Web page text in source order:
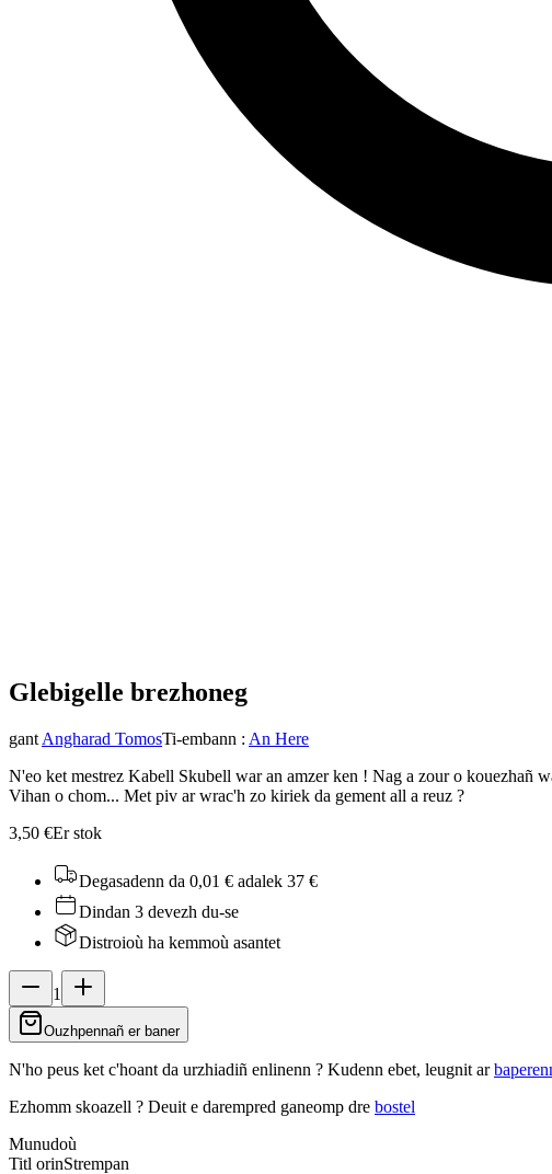
Glebigelle brezhoneg
gant Angharad TomosTi-embann : An Here
N'eo ket mestrez Kabell Skubell war an amzer ken ! Nag a zour o kouezhañ
Vihan o chom... Met piv ar wrac'h zo kiriek da gement all a reuz ?
3,50 €Er stok
Degasadenn da 0,01 € adalek 37 €
Dindan 3 devezh du-se
Distroioù ha kemmoù asantet
1
Ouzhpennañ er baner
N'ho peus ket c'hoant da urzhiadiñ enlinenn ? Kudenn ebet, leugnit ar
Ezhomm skoazell ? Deuit e darempred ganeomp dre bostel
Munudoù
Titl orinStrempan